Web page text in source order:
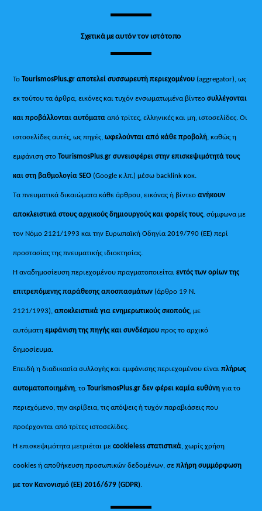
Σχετικά με αυτόν τον ιστότοπο
ΤοTourismosPlus.gr αποτελεί συσσωρευτή περιεχομένου (aggregator), ως
εκ τούτου τα άρθρα, εικόνες και τυχόν ενσωματωμένα βίντεοσυλλέγονται
και προβάλλονται αυτόματααπό τρίτες, ελληνικές και μη, ιστοσελίδες. Οι
ιστοσελίδες αυτές, ως πηγές,ωφελούνται από κάθε προβολή, καθώς η
εμφάνιση στοTourismosPlus.gr συνεισφέρει στην επισκεψιμότητά τους
και στη βαθμολογία SEO (Google κ.λπ.) μέσω backlink κοκ.
Τα πνευματικά δικαιώματα κάθε άρθρου, εικόνας ή βίντεοανήκουν
αποκλειστικά στους αρχικούς δημιουργούς και φορείς τους, σύμφωνα με
τον Νόμο 2121/1993 και την Ευρωπαϊκή Οδηγία 2019/790 (ΕΕ) περί
προστασίας της πνευματικής ιδιοκτησίας.
Η αναδημοσίευση περιεχομένου πραγματοποιείταιεντός των ορίων της
επιτρεπόμενης παράθεσης αποσπασμάτων (άρθρο 19 Ν.
2121/1993), αποκλειστικά για ενημερωτικούς σκοπούς, με
αυτόματηεμφάνιση της πηγής και συνδέσμου προς το αρχικό
δημοσίευμα.
Επειδή η διαδικασία συλλογής και εμφάνισης περιεχομένου είναιπλήρως
αυτοματοποιημένη, τοTourismosPlus.gr δεν φέρει καμία ευθύνη για το
περιεχόμενο, την ακρίβεια, τις απόψεις ή τυχόν παραβιάσεις που
προέρχονται από τρίτες ιστοσελίδες.
Η επισκεψιμότητα μετριέται μεcookieless στατιστικά, χωρίς χρήση
cookies ή αποθήκευση προσωπικών δεδομένων, σεπλήρη συμμόρφωση
με τον Κανονισμό (ΕΕ) 2016/679 (GDPR).